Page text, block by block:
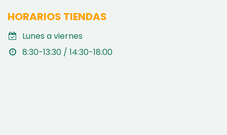
HORARIOS TIENDAS
Lunes a viernes
8:30-13:30 / 14:30-18:00